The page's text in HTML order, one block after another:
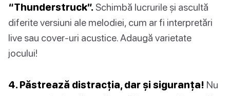
“Thunderstruck”. Schimbă lucrurile și ascultă
diferite versiuni ale melodiei, cum ar fi interpretări
live sau cover-uri acustice. Adaugă varietate
jocului!
4. Păstrează distracția, dar și siguranța! Nu